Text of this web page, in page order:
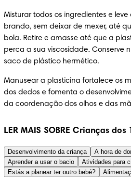
Misturar todos os ingredientes e
brando, sem deixar de mexer, até
bola. Retire e amasse até que a
perca a sua viscosidade. Conserve
saco de plástico hermético.
Manusear a plasticina fortalece os
dos dedos e fomenta o
da coordenação dos olhos e das
LER MAIS SOBRE Crianças
Desenvolvimento da criança
A hora de
Aprender a usar o bacio
Atividades para
Estás a planear ter outro bebé?